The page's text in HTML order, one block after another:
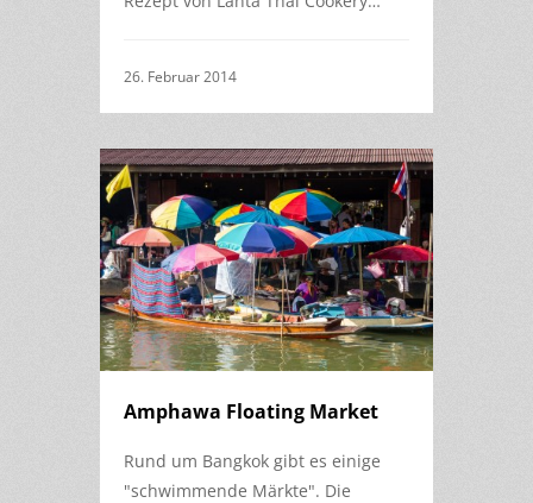
26. Februar 2014
Amphawa Floating Market
Rund um Bangkok gibt es einige
"schwimmende Märkte". Die